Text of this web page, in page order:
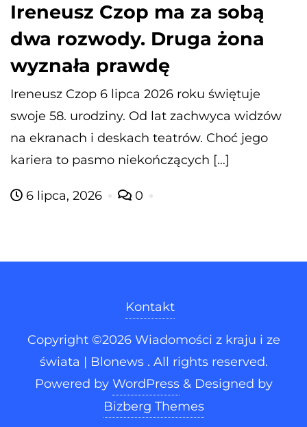
Ireneusz Czop ma za sobą
dwa rozwody. Druga żona
wyznała prawdę
Ireneusz Czop 6 lipca 2026 roku świętuje
swoje 58. urodziny. Od lat zachwyca widzów
na ekranach i deskach teatrów. Choć jego
kariera to pasmo niekończących […]
6 lipca, 2026 0
Kontakt
Copyright ©2026 Wiadomości z kraju i ze
świata | Blonews . All rights reserved.
Powered by WordPress & Designed by
Bizberg Themes